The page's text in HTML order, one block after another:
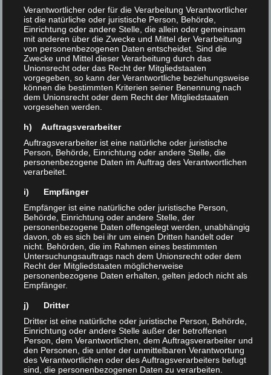
Gelegenheit und radelt den wunderschönen
Neißeradweg entlang zu uns.
IMPRESSIONEN
Verantwortlicher oder für die Verarbeitung Verantwortlicher
ist die natürliche oder juristische Person, Behörde,
Einrichtung oder andere Stelle, die allein oder gemeinsam
mit anderen über die Zwecke und Mittel der Verarbeitung
von personenbezogenen Daten entscheidet. Sind die
Zwecke und Mittel dieser Verarbeitung durch das
Unionsrecht oder das Recht der Mitgliedstaaten
vorgegeben, so kann der Verantwortliche beziehungsweise
können die bestimmten Kriterien seiner Benennung nach
dem Unionsrecht oder dem Recht der Mitgliedstaaten
vorgesehen werden.
h) Auftragsverarbeiter
Auftragsverarbeiter ist eine natürliche oder juristische
Person, Behörde, Einrichtung oder andere Stelle, die
personenbezogene Daten im Auftrag des Verantwortlichen
verarbeitet.
i) Empfänger
Empfänger ist eine natürliche oder juristische Person,
Behörde, Einrichtung oder andere Stelle, der
personenbezogene Daten offengelegt werden, unabhängig
davon, ob es sich bei ihr um einen Dritten handelt oder
nicht. Behörden, die im Rahmen eines bestimmten
Untersuchungsauftrags nach dem Unionsrecht oder dem
Recht der Mitgliedstaaten möglicherweise
personenbezogene Daten erhalten, gelten jedoch nicht als
Empfänger.
j) Dritter
Dritter ist eine natürliche oder juristische Person, Behörde,
Einrichtung oder andere Stelle außer der betroffenen
Person, dem Verantwortlichen, dem Auftragsverarbeiter und
den Personen, die unter der unmittelbaren Verantwortung
des Verantwortlichen oder des Auftragsverarbeiters befugt
sind, die personenbezogenen Daten zu verarbeiten.